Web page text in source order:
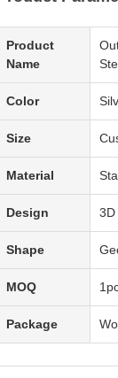
Product
Name
Color
Size
Material
Design 3D
Shape
MOQ
Package